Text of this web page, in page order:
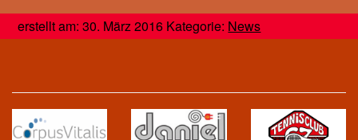
erstellt am: 30. März 2016 Kategorie: News